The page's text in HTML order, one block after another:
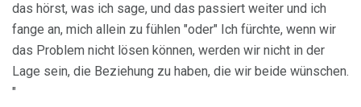
das hörst, was ich sage, und das passiert weiter und ich
fange an, mich allein zu fühlen "oder" Ich fürchte, wenn wir
das Problem nicht lösen können, werden wir nicht in der
Lage sein, die Beziehung zu haben, die wir beide wünschen.
"